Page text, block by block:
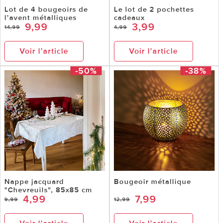
Lot de 4 bougeoirs de
l’avent métalliques
14,99 9,99
Voir l’article
Le lot de 2 pochettes
cadeaux
4,99 3,99
Voir l’article
-50%
Nappe jacquard
"Chevreuils", 85x85 cm
9,99 4,99
-38%
Bougeoir métallique
12,99 7,99